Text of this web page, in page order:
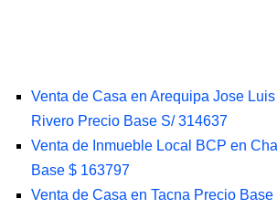
Venta de Casa en Arequipa Jose
Rivero Precio Base S/ 314637
Venta de Inmueble Local BCP en
Base $ 163797
Venta de Casa en Tacna Precio